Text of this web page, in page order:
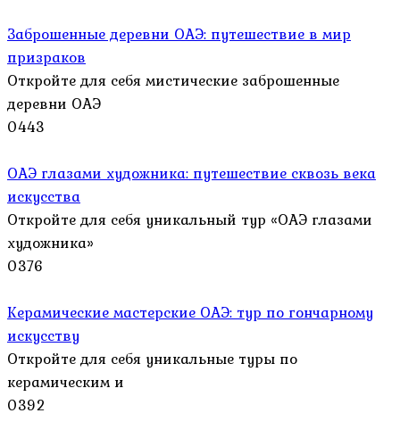
Заброшенные деревни ОАЭ: путешествие в мир
призраков
Откройте для себя мистические заброшенные
деревни ОАЭ
0443
ОАЭ глазами художника: путешествие сквозь века
искусства
Откройте для себя уникальный тур «ОАЭ глазами
художника»
0376
Керамические мастерские ОАЭ: тур по гончарному
искусству
Откройте для себя уникальные туры по
керамическим и
0392